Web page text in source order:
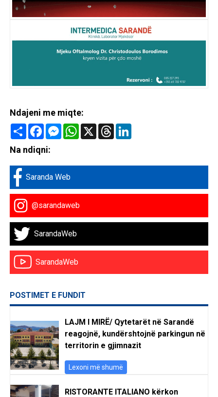
Ndajeni me miqte:
Share FacebookMessenger
WhatsApp
X Threads
Na ndiqni:
Saranda Web
@sarandaweb
SarandaWeb
SarandaWeb
POSTIMET E FUNDIT
LAJM I MIRË/ Qytetarët në Sarandë
reagojnë, kundërshtojnë parkingun në
territorin e gjimnazit
Lexoni më shumë
RISTORANTE ITALIANO kërkon